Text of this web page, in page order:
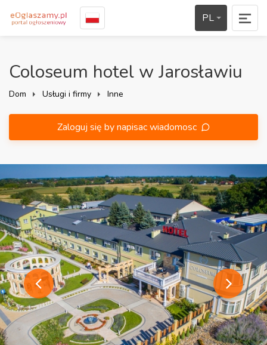
PL
Coloseum hotel w Jarosławiu
Dom Usługi i firmy Inne
Zaloguj się by napisac wiadomosc